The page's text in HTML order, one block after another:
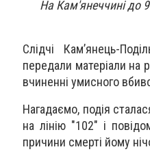
На Кам'янеччині до 9
Слідчі Кам’янець-
передали матеріали на
вчиненні умисного
Нагадаємо, подія
на лінію "102" і
причини смерті йому